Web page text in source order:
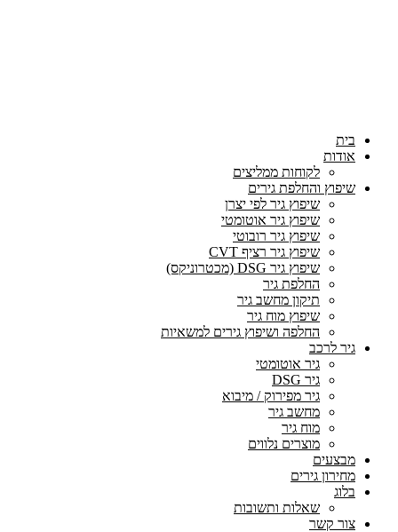
בית
אודות
לקוחות ממליצים
שיפוץ והחלפת גירים
שיפוץ גיר לפי יצרן
שיפוץ גיר אוטומטי
שיפוץ גיר רובוטי
שיפוץ גיר רציף CVT
שיפוץ גיר DSG (מכטרוניקס)
החלפת גיר
תיקון מחשב גיר
שיפוץ מוח גיר
החלפה ושיפוץ גירים למשאיות
גיר לרכב
גיר אוטומטי
גיר DSG
גיר מפירוק / מיבוא
מחשב גיר
מוח גיר
מוצרים נלווים
מבצעים
מחירון גירים
בלוג
שאלות ותשובות
צור קשר